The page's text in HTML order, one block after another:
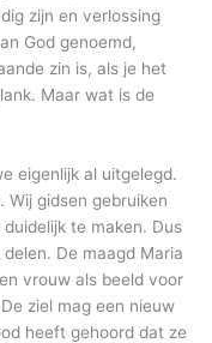
zijn en verlossing
God genoemd,
zin is, als je het
Maar wat is de
eigenlijk al uitgelegd.
Wij gidsen gebruiken
te maken. Dus
De maagd Maria
vrouw als beeld voor
ziel mag een nieuw
heeft gehoord dat ze